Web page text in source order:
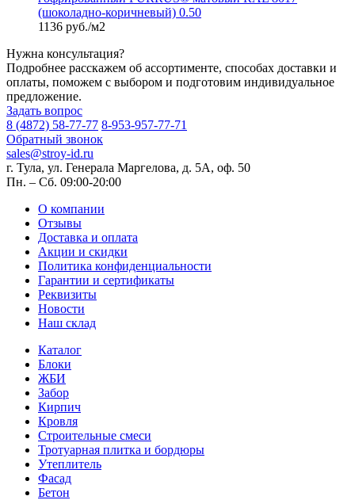
(шоколадно-коричневый) 0.50
1136 руб./м2
Нужна консультация?
Подробнее расскажем об ассортименте, способах доставки и
оплаты, поможем с выбором и подготовим индивидуальное
предложение.
Задать вопрос
8 (4872) 58-77-77 8-953-957-77-71
Обратный звонок
sales@stroy-id.ru
г. Тула, ул. Генерала Маргелова, д. 5А, оф. 50
Пн. – Cб. 09:00-20:00
О компании
Отзывы
Доставка и оплата
Акции и скидки
Политика конфиденциальности
Гарантии и сертификаты
Реквизиты
Новости
Наш склад
Каталог
Блоки
ЖБИ
Забор
Кирпич
Кровля
Строительные смеси
Тротуарная плитка и бордюры
Утеплитель
Фасад
Бетон